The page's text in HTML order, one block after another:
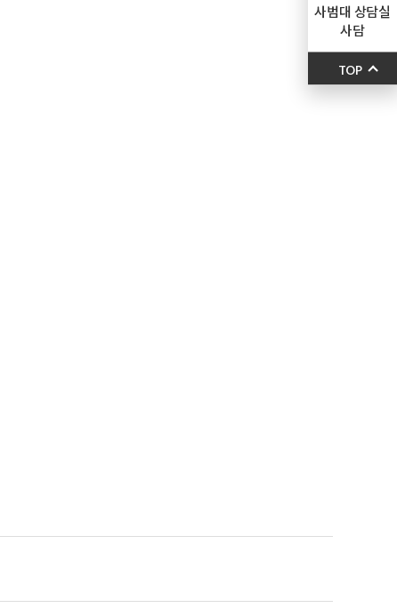
사범대 상담실
사담
TOP